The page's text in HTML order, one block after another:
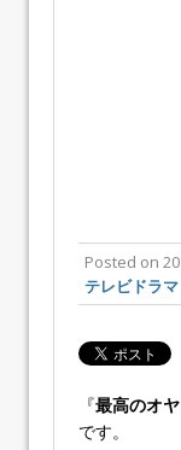
Posted on
テレビドラマ
『最高のオ
です。